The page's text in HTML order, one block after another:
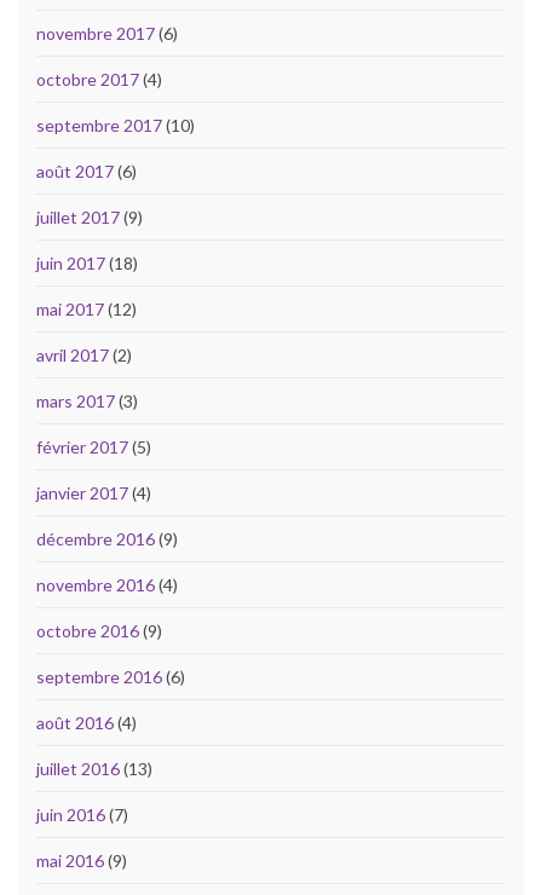
novembre 2017(6)
octobre 2017(4)
septembre 2017(10)
août 2017(6)
juillet 2017(9)
juin 2017(18)
mai 2017(12)
avril 2017(2)
mars 2017(3)
février 2017(5)
janvier 2017(4)
décembre 2016(9)
novembre 2016(4)
octobre 2016(9)
septembre 2016(6)
août 2016(4)
juillet 2016(13)
juin 2016(7)
mai 2016(9)